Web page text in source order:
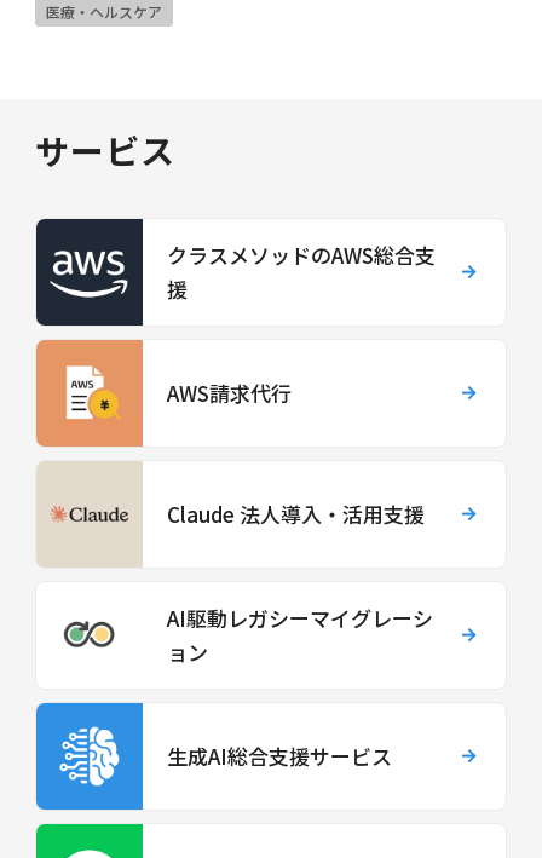
医療・ヘルスケア
サービス
クラスメソッドのAWS総合支
援
AWS請求代行
Claude 法人導入・活用支援
AI駆動レガシーマイグレーシ
ョン
生成AI総合支援サービス